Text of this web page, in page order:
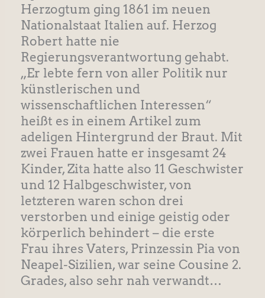
Herzogtum ging 1861 im neuen
Nationalstaat Italien auf. Herzog
Robert hatte nie
Regierungsverantwortung gehabt.
„Er lebte fern von aller Politik nur
künstlerischen und
wissenschaftlichen Interessen“
heißt es in einem Artikel zum
adeligen Hintergrund der Braut. Mit
zwei Frauen hatte er insgesamt 24
Kinder, Zita hatte also 11 Geschwister
und 12 Halbgeschwister, von
letzteren waren schon drei
verstorben und einige geistig oder
körperlich behindert – die erste
Frau ihres Vaters, Prinzessin Pia von
Neapel-Sizilien, war seine Cousine 2.
Grades, also sehr nah verwandt…